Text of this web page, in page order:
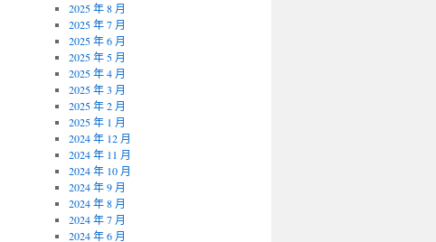
2025 年 8 月
2025 年 7 月
2025 年 6 月
2025 年 5 月
2025 年 4 月
2025 年 3 月
2025 年 2 月
2025 年 1 月
2024 年 12 月
2024 年 11 月
2024 年 10 月
2024 年 9 月
2024 年 8 月
2024 年 7 月
2024 年 6 月